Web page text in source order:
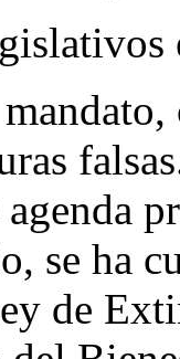
se ha
de